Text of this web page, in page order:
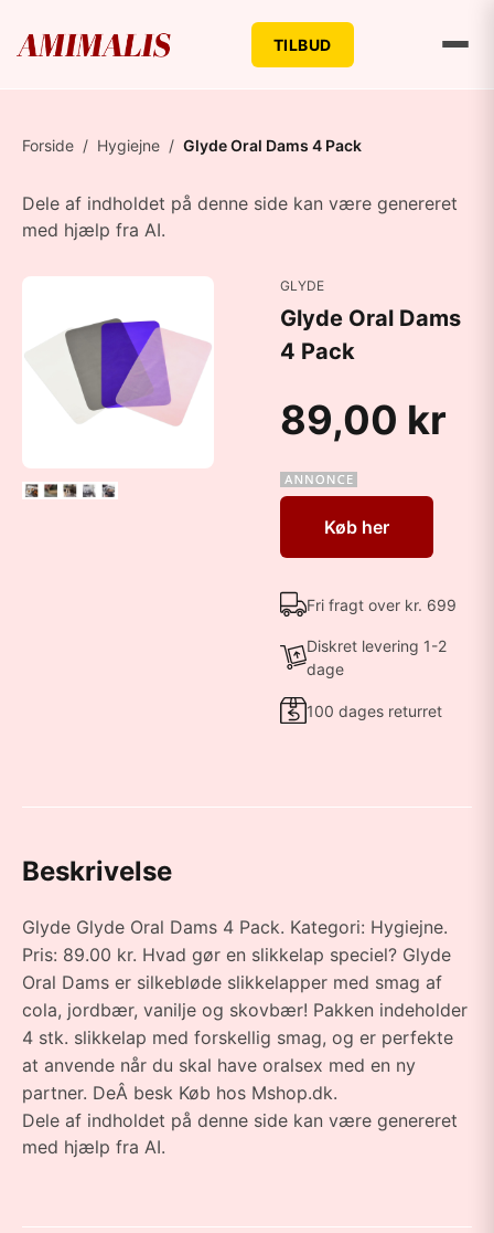
TILBUD
Forside / Hygiejne / Glyde Oral Dams 4 Pack
Dele af indholdet på denne side kan være genereret
med hjælp fra AI.
GLYDE
Glyde Oral Dams
4 Pack
89,00 kr
Køb her
Fri fragt over kr. 699
Diskret levering 1-2
dage
100 dages returret
Beskrivelse
Glyde Glyde Oral Dams 4 Pack. Kategori: Hygiejne.
Pris: 89.00 kr. Hvad gør en slikkelap speciel? Glyde
Oral Dams er silkebløde slikkelapper med smag af
cola, jordbær, vanilje og skovbær! Pakken indeholder
4 stk. slikkelap med forskellig smag, og er perfekte
at anvende når du skal have oralsex med en ny
partner. DeÂ besk Køb hos Mshop.dk.
Dele af indholdet på denne side kan være genereret
med hjælp fra AI.